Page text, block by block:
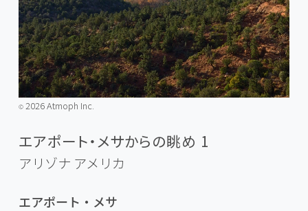
©️2026 Atmoph Inc.
エアポート・メサからの眺め 1
アリゾナ アメリカ
エアポート・メサ